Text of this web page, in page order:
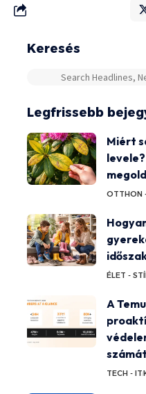
Keresés
Legfrissebb
Miért
OTTHON
ÉLET -
A
számát
TECH - IT